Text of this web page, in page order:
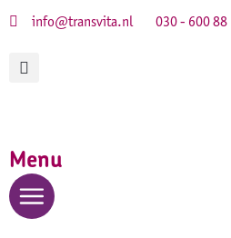
info@transvita.nl 030 - 600 88
Menu